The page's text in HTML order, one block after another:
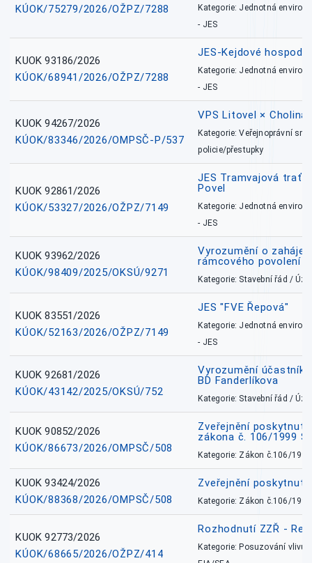
KÚOK/75279/2026/OŽPZ/7288
Kategorie: Jednotná
- JES
KUOK 93186/2026
KÚOK/68941/2026/OŽPZ/7288
JES-Kejdové
Kategorie: Jednotná
- JES
KUOK 94267/2026
KÚOK/83346/2026/OMPSČ-P/537
VPS Litovel ×
Kategorie: Veřejnoprávní
policie/přestupky
KUOK 92861/2026
KÚOK/53327/2026/OŽPZ/7149
JES Tramvajová trať
Povel
Kategorie: Jednotná
- JES
KUOK 93962/2026
KÚOK/98409/2025/OKSÚ/9271
Vyrozumění o
rámcového povolení
Kategorie: Stavební řád /
KUOK 83551/2026
KÚOK/52163/2026/OŽPZ/7149
JES "FVE Řepová"
Kategorie: Jednotná
- JES
KUOK 92681/2026
KÚOK/43142/2025/OKSÚ/752
Vyrozumění
BD Fanderlíkova
Kategorie: Stavební řád /
KUOK 90852/2026
KÚOK/86673/2026/OMPSČ/508
Zveřejnění
zákona č. 106/1999
Kategorie: Zákon č.106/1999
KUOK 93424/2026
KÚOK/88368/2026/OMPSČ/508
Zveřejnění
Kategorie: Zákon č.106/1999
KUOK 92773/2026
KÚOK/68665/2026/OŽPZ/414
Rozhodnutí ZZŘ -
Kategorie: Posuzování vlivů